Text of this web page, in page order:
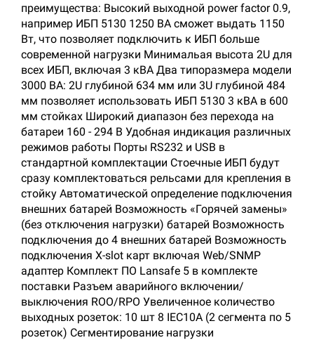
преимущества: Высокий выходной power factor 0.9,
например ИБП 5130 1250 ВА сможет выдать 1150
Вт, что позволяет подключить к ИБП больше
современной нагрузки Минимальая высота 2U для
всех ИБП, включая 3 кВА Два типоразмера модели
3000 ВА: 2U глубиной 634 мм или 3U глубиной 484
мм позволяет использовать ИБП 5130 3 кВА в 600
мм стойках Широкий диапазон без перехода на
батареи 160 - 294 В Удобная индикация различных
режимов работы Порты RS232 и USB в
стандартной комплектации Стоечные ИБП будут
сразу комплектоваться рельсами для крепления в
стойку Автоматической определение подключения
внешних батарей Возможность «Горячей замены»
(без отключения нагрузки) батарей Возможность
подключения до 4 внешних батарей Возможность
подключения X-slot карт включая Web/SNMP
адаптер Комплект ПО Lansafe 5 в комплекте
поставки Разъем аварийного включении/
выключения ROO/RPO Увеличенное количество
выходных розеток: 10 шт 8 IEC10A (2 сегмента по 5
розеток) Сегментирование нагрузки